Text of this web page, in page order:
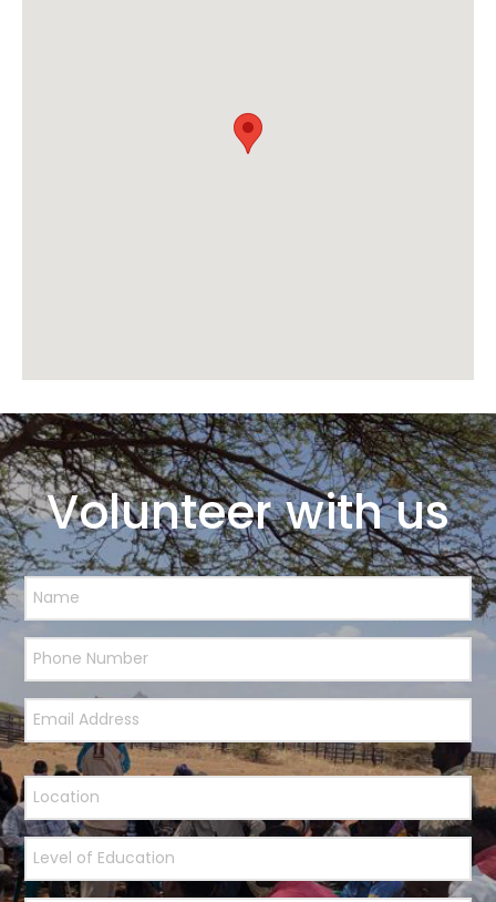
Volunteer with us